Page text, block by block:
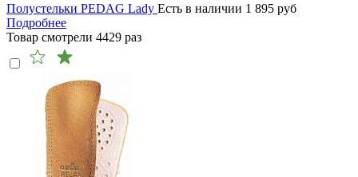
Полустельки PEDAG Lady Есть в наличии 1 895 руб
Подробнее
Товар смотрели 4429 раз